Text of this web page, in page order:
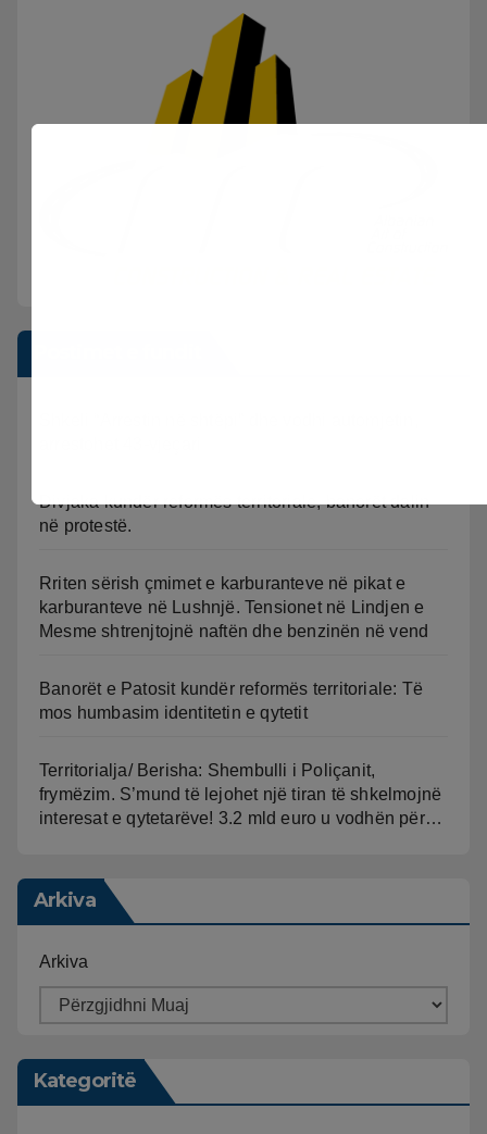
Divjaka kundër reformës territoriale, banorët dalin
në protestë.
Rriten sërish çmimet e karburanteve në pikat e
karburanteve në Lushnjë. Tensionet në Lindjen e
Mesme shtrenjtojnë naftën dhe benzinën në vend
Banorët e Patosit kundër reformës territoriale: Të
mos humbasim identitetin e qytetit
Territorialja/ Berisha: Shembulli i Poliçanit,
frymëzim. S’mund të lejohet një tiran të shkelmojnë
interesat e qytetarëve! 3.2 mld euro u vodhën për…
Arkiva
Arkiva
Kategoritë